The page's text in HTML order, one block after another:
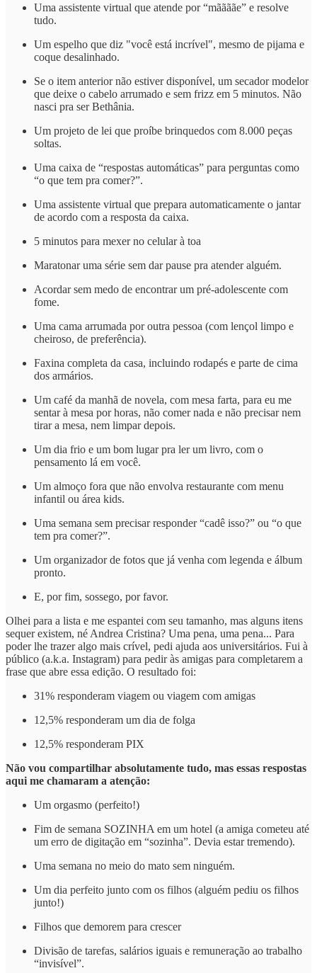
Uma assistente virtual que atende por “mããããe” e resolve
tudo.
Um espelho que diz "você está incrível", mesmo de pijama e
coque desalinhado.
Se o item anterior não estiver disponível, um secador modelor
que deixe o cabelo arrumado e sem frizz em 5 minutos. Não
nasci pra ser Bethânia.
Um projeto de lei que proíbe brinquedos com 8.000 peças
soltas.
Uma caixa de “respostas automáticas” para perguntas como
“o que tem pra comer?”.
Uma assistente virtual que prepara automaticamente o jantar
de acordo com a resposta da caixa.
5 minutos para mexer no celular à toa
Maratonar uma série sem dar pause pra atender alguém.
Acordar sem medo de encontrar um pré-adolescente com
fome.
Uma cama arrumada por outra pessoa (com lençol limpo e
cheiroso, de preferência).
Faxina completa da casa, incluindo rodapés e parte de cima
dos armários.
Um café da manhã de novela, com mesa farta, para eu me
sentar à mesa por horas, não comer nada e não precisar nem
tirar a mesa, nem limpar depois.
Um dia frio e um bom lugar pra ler um livro, com o
pensamento lá em você.
Um almoço fora que não envolva restaurante com menu
infantil ou área kids.
Uma semana sem precisar responder “cadê isso?” ou “o que
tem pra comer?”.
Um organizador de fotos que já venha com legenda e álbum
pronto.
E, por fim, sossego, por favor.
Olhei para a lista e me espantei com seu tamanho, mas alguns itens
sequer existem, né Andrea Cristina? Uma pena, uma pena... Para
poder lhe trazer algo mais crível, pedi ajuda aos universitários. Fui à
público (a.k.a. Instagram) para pedir às amigas para completarem a
frase que abre essa edição. O resultado foi:
31% responderam viagem ou viagem com amigas
12,5% responderam um dia de folga
12,5% responderam PIX
Não vou compartilhar absolutamente tudo, mas essas respostas
aqui me chamaram a atenção:
Um orgasmo (perfeito!)
Fim de semana SOZINHA em um hotel (a amiga cometeu até
um erro de digitação em “sozinha”. Devia estar tremendo).
Uma semana no meio do mato sem ninguém.
Um dia perfeito junto com os filhos (alguém pediu os filhos
junto!)
Filhos que demorem para crescer
Divisão de tarefas, salários iguais e remuneração ao trabalho
“invisível”.